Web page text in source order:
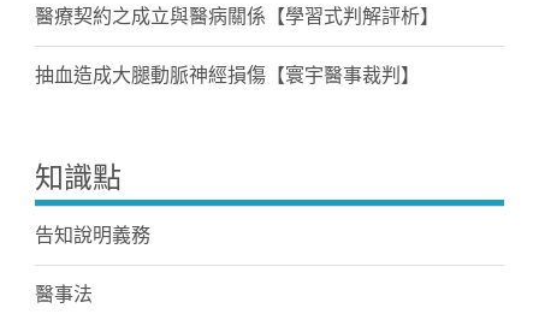
醫療契約之成立與醫病關係【學習式判解評析】
抽血造成大腿動脈神經損傷【寰宇醫事裁判】
知識點
告知說明義務
醫事法